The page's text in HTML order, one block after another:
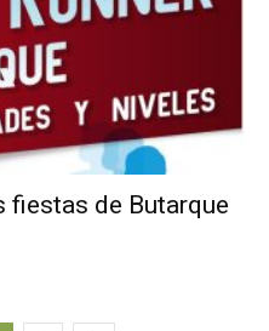
fiestas de Butarque